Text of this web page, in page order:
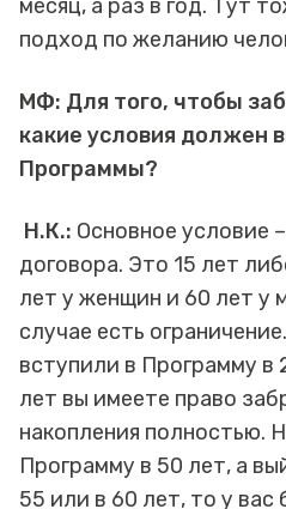
месяц, а раз в год. Тут
подход по желанию
МФ: Для того, чтобы
какие условия должен
Программы?
Н.К.: Основное условие
договора. Это 15 лет
лет у женщин и 60 лет у
случае есть
вступили в Программу в
лет вы имеете право
накопления полностью.
Программу в 50 лет, а
55 или в 60 лет, то у